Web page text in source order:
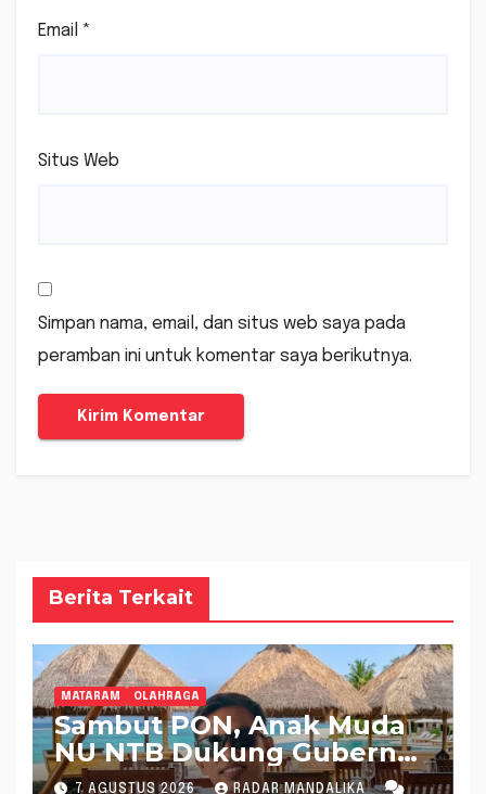
Email *
Situs Web
Simpan nama, email, dan situs web saya pada
peramban ini untuk komentar saya berikutnya.
Berita Terkait
MATARAM OLAHRAGA
Sambut PON, Anak Muda
NU NTB Dukung Gubernur
Pimpin KONI NTB
7 AGUSTUS 2026 RADAR MANDALIKA